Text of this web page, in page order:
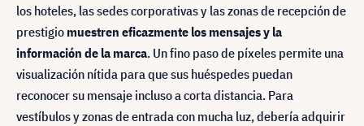
los hoteles, las sedes corporativas y las zonas de recepción de
prestigio muestren eficazmente los mensajes y la
información de la marca. Un fino paso de píxeles permite una
visualización nítida para que sus huéspedes puedan
reconocer su mensaje incluso a corta distancia. Para
vestíbulos y zonas de entrada con mucha luz, debería adquirir